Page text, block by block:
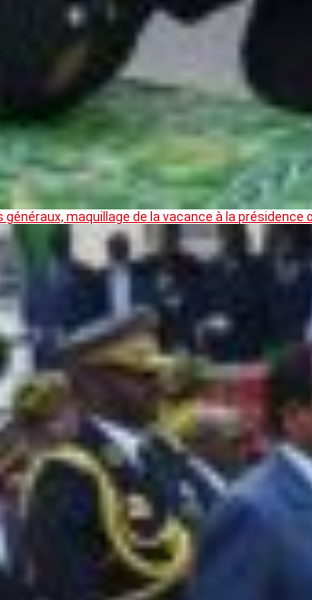
généraux, maquillage de la vacance à la